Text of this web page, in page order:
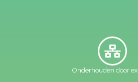
Onderhouden door